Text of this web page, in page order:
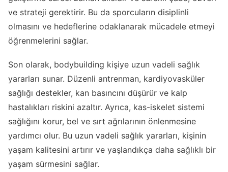
ve strateji gerektirir. Bu da sporcuların disiplinli
olmasını ve hedeflerine odaklanarak mücadele etmeyi
öğrenmelerini sağlar.
Son olarak, bodybuilding kişiye uzun vadeli sağlık
yararları sunar. Düzenli antrenman, kardiyovasküler
sağlığı destekler, kan basıncını düşürür ve kalp
hastalıkları riskini azaltır. Ayrıca, kas-iskelet sistemi
sağlığını korur, bel ve sırt ağrılarının önlenmesine
yardımcı olur. Bu uzun vadeli sağlık yararları, kişinin
yaşam kalitesini artırır ve yaşlandıkça daha sağlıklı bir
yaşam sürmesini sağlar.